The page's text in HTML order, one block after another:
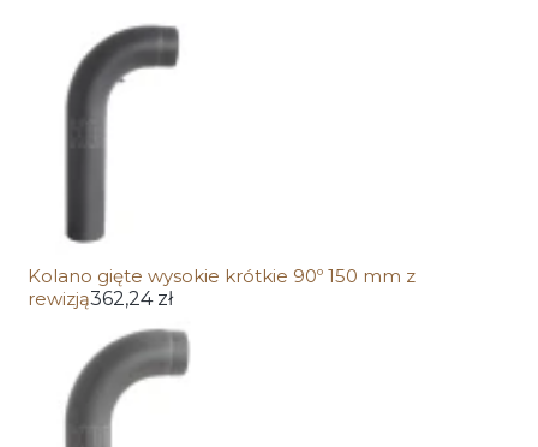
Kolano gięte wysokie krótkie 90º 150 mm z
rewizją362,24 zł